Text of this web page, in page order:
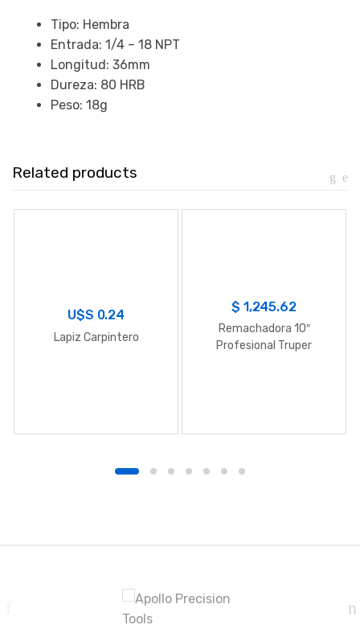
Tipo: Hembra
Entrada: 1/4 – 18 NPT
Longitud: 36mm
Dureza: 80 HRB
Peso: 18g
Related products
U$S 0.24
Lapiz Carpintero
$ 1,245.62
Remachadora 10″
Profesional Truper